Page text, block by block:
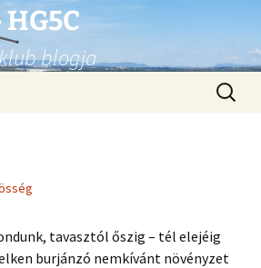
blogja
tavasztól őszig – tél elejéig
burjánzó nemkívánt növényzet